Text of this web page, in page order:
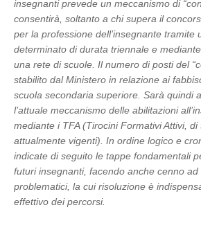
insegnanti prevede un meccanismo di
consentirà, soltanto a chi supera il
per la professione dell’insegnante tramite
determinato di durata triennale e
una rete di scuole. Il numero di posti del
stabilito dal Ministero in relazione ai
scuola secondaria superiore. Sarà quindi
l’attuale meccanismo delle abilitazioni
mediante i TFA (Tirocini Formativi Attivi, di
attualmente vigenti). In ordine logico e
indicate di seguito le tappe fondamentali
futuri insegnanti, facendo anche cenno ad
problematici, la cui risoluzione è
effettivo dei percorsi.